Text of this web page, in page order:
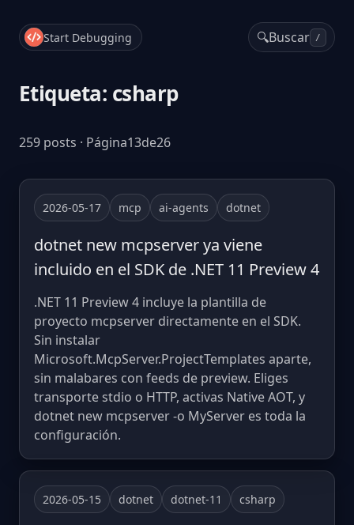
Start Debugging 🔍Buscar /
Etiqueta: csharp
259 posts · Página13de26
2026-05-17 mcp ai-agents dotnet
dotnet new mcpserver ya viene
incluido en el SDK de .NET 11 Preview 4
.NET 11 Preview 4 incluye la plantilla de
proyecto mcpserver directamente en el SDK.
Sin instalar
Microsoft.McpServer.ProjectTemplates aparte,
sin malabares con feeds de preview. Eliges
transporte stdio o HTTP, activas Native AOT, y
dotnet new mcpserver -o MyServer es toda la
configuración.
2026-05-15 dotnet dotnet-11 csharp